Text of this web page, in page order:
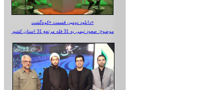
دانلود دومین قسمت «کوه‌گشت»
موضوع: صعود تیمی به 31 قله مرتفع 31 استان کشور